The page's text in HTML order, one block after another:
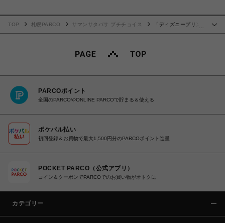
…
TOP 札幌PARCO サマンサタバサ プチチョイス
「ディズニープリン
PARCOポイント
全国のPARCOやONLINE PARCOで貯まる＆使える
ポケパル払い
初回登録＆お買物で最大1,500円分のPARCOポイント進呈
POCKET PARCO（公式アプリ）
コイン＆クーポンでPARCOでのお買い物がオトクに
カテゴリー